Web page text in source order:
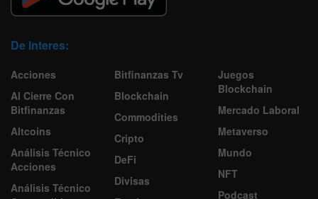
De Interes:
Acciones
Al Cierre Con
Bitfinanzas
Altcoins
Análisis Técnico
Acciones
Análisis Técnico
Bitfinanzas Tv
Blockchain
Commodities
Cripto
DeFi
Divisas
Juegos
Blockchain
Mercado Laboral
Metaverso
Mundo
NFT
Podcast